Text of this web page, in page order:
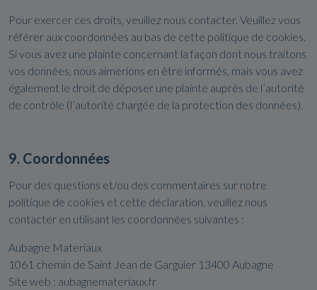
Pour exercer ces droits, veuillez nous contacter. Veuillez vous
référer aux coordonnées au bas de cette politique de cookies.
Si vous avez une plainte concernant la façon dont nous traitons
vos données, nous aimerions en être informés, mais vous avez
également le droit de déposer une plainte auprès de l’autorité
de contrôle (l’autorité chargée de la protection des données).
9. Coordonnées
Pour des questions et/ou des commentaires sur notre
politique de cookies et cette déclaration, veuillez nous
contacter en utilisant les coordonnées suivantes :
Aubagne Materiaux
1061 chemin de Saint Jean de Garguier 13400 Aubagne
Site web : aubagnemateriaux.fr